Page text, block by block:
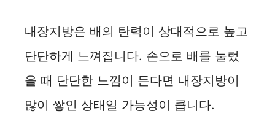
i
내장지방은 배의 탄력이 상대적으로 높고
단단하게 느껴집니다. 손으로 배를 눌렀
을 때 단단한 느낌이 든다면 내장지방이
많이 쌓인 상태일 가능성이 큽니다.